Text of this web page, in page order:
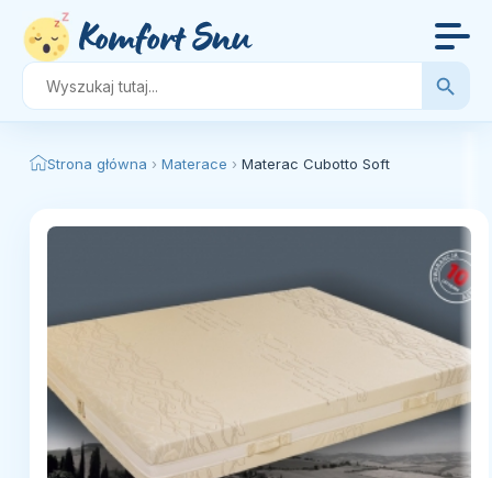
Search
Search Button
Strona główna › Materace › Materac Cubotto Soft